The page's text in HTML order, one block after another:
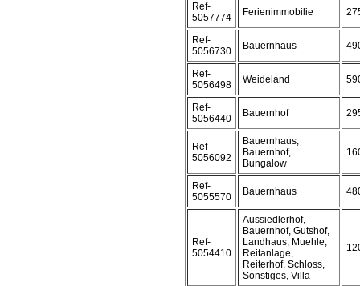
Ref-
5057774
Ferienimmobilie
Ref-
5056730
Bauernhaus
Ref-
5056498
Weideland
Ref-
5056440
Bauernhof
Ref-
5056092
Bauernhaus,
Bauernhof,
Bungalow
Ref-
5055570
Bauernhaus
Ref-
5054410
Aussiedlerhof,
Bauernhof, Gutshof,
Landhaus, Muehle,
Reitanlage,
Reiterhof, Schloss,
Sonstiges, Villa